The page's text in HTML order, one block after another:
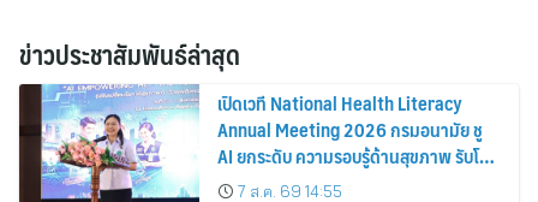
ข่าวประชาสัมพันธ์ล่าสุด
เปิดเวที National Health Literacy
Annual Meeting 2026 กรมอนามัย ชู
AI ยกระดับ ความรอบรู้ด้านสุขภาพ รับโลก
อนาคต
7 ส.ค. 69 14:55